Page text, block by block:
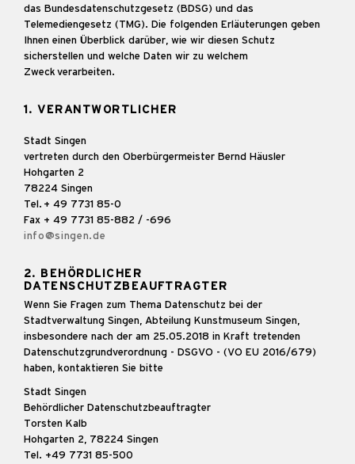
das Bundesdatenschutzgesetz (BDSG) und das
Telemediengesetz (TMG). Die folgenden Erläuterungen geben
Ihnen einen Überblick darüber, wie wir diesen Schutz
sicherstellen und welche Daten wir zu welchem
Zweck verarbeiten.
1. VERANTWORTLICHER
Stadt Singen
vertreten durch den Oberbürgermeister Bernd Häusler
Hohgarten 2
78224 Singen
Tel. + 49 7731 85-0
Fax + 49 7731 85-882 / -696
info@singen.de
2. BEHÖRDLICHER
DATENSCHUTZBEAUFTRAGTER
Wenn Sie Fragen zum Thema Datenschutz bei der
Stadtverwaltung Singen, Abteilung Kunstmuseum Singen,
insbesondere nach der am 25.05.2018 in Kraft tretenden
Datenschutzgrundverordnung - DSGVO - (VO EU 2016/679)
haben, kontaktieren Sie bitte
Stadt Singen
Behördlicher Datenschutzbeauftragter
Torsten Kalb
Hohgarten 2, 78224 Singen
Tel. +49 7731 85-500